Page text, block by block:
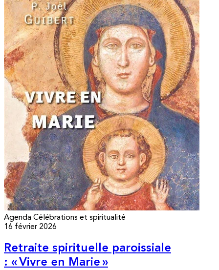
Agenda Célébrations et spiritualité
16 février 2026
Retraite spirituelle paroissiale
: « Vivre en Marie »